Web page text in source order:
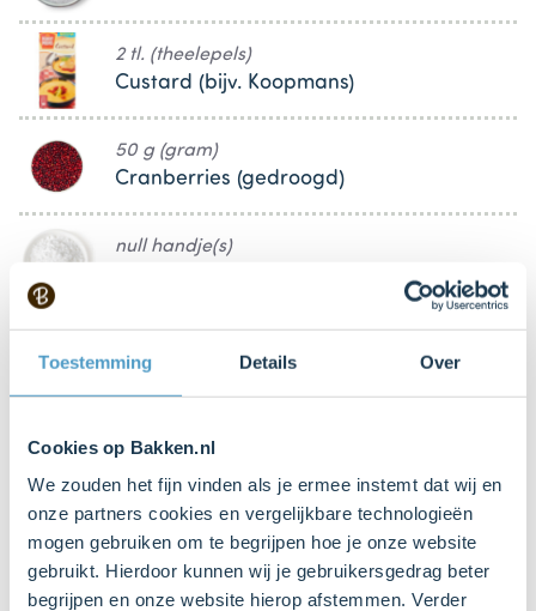
Toestemming Details Over
Cookies op Bakken.nl
We zouden het fijn vinden als je ermee instemt dat wij en
onze partners cookies en vergelijkbare technologieën
mogen gebruiken om te begrijpen hoe je onze website
gebruikt. Hierdoor kunnen wij je gebruikersgedrag beter
begrijpen en onze website hierop afstemmen. Verder
2 tl. (theelepels)
Custard (bijv. Koopmans)
50 g (gram)
Cranberries (gedroogd)
null handje(s)
Keukenspullen
Mengkom
Bestel dit product online
Mixer met deeghaken